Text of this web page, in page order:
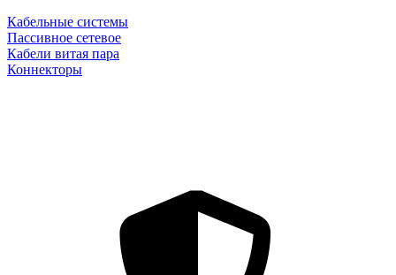
Кабельные системы
Пассивное сетевое
Кабели витая пара
Коннекторы